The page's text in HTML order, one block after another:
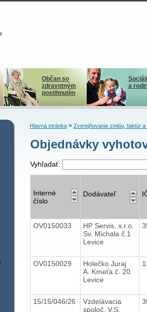
Občan so
zdravotným
postihnutím
a
Hlavná stránka> Zverejňovanie zmlúv, faktúr a
Objednávky
Vyhľadať:
Interné
číslo
Dodávateľ
OV0150033
HP Servis, s.r.o.
Sv. Michala č.1
Levice
OV0150029
Holečko Juraj
A. Kmeťa č. 20
Levice
15/15/046/26
Vzdelávacia
spoloč. V.S.